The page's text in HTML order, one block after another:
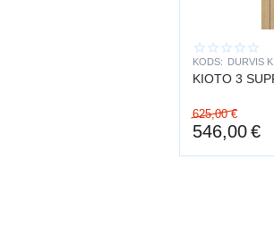
KODS: DURVIS
KIOTO 3
625,00 €
546,00€